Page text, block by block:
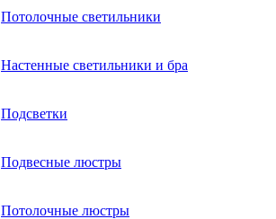
Потолочные светильники
Настенные светильники и бра
Подсветки
Подвесные люстры
Потолочные люстры